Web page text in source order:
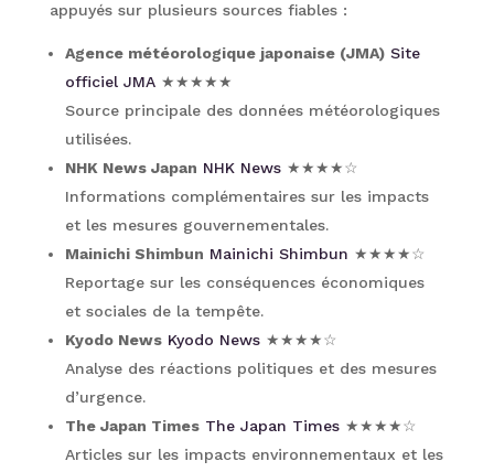
appuyés sur plusieurs sources fiables :
Agence météorologique japonaise (JMA) Site
officiel JMA★★★★★
Source principale des données météorologiques
utilisées.
NHK News Japan NHK News★★★★☆
Informations complémentaires sur les impacts
et les mesures gouvernementales.
Mainichi Shimbun Mainichi Shimbun ★★★★☆
Reportage sur les conséquences économiques
et sociales de la tempête.
Kyodo News Kyodo News★★★★☆
Analyse des réactions politiques et des mesures
d’urgence.
The Japan Times The Japan Times★★★★☆
Articles sur les impacts environnementaux et les